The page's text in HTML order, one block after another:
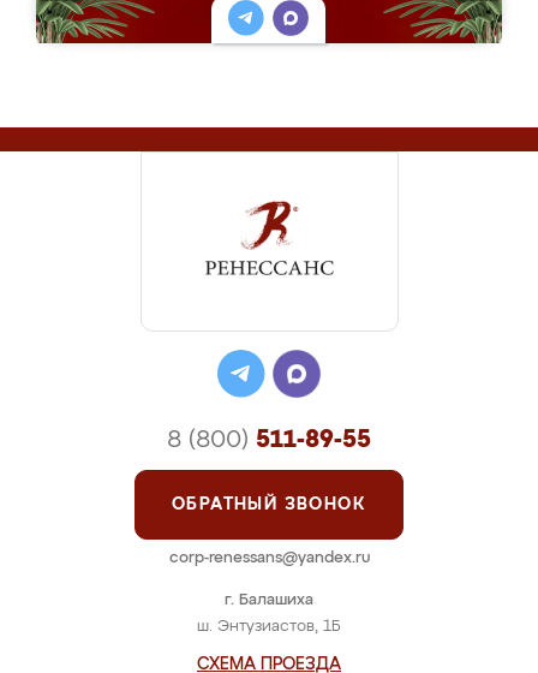
г. Балашиха
ш. Энтузиастов, 1Б
СХЕМА ПРОЕЗДА
8 (800) 511-89-55
ОБРАТНЫЙ ЗВОНОК
corp-renessans@yandex.ru